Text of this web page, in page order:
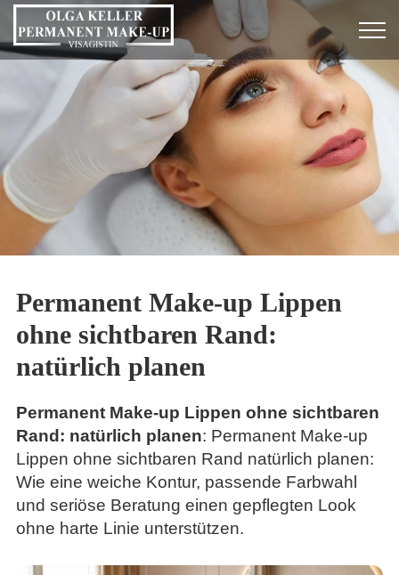
Permanent Make-up Lippen
ohne sichtbaren Rand:
natürlich planen
Permanent Make-up Lippen ohne sichtbaren
Rand: natürlich planen: Permanent Make-up
Lippen ohne sichtbaren Rand natürlich planen:
Wie eine weiche Kontur, passende Farbwahl
und seriöse Beratung einen gepflegten Look
ohne harte Linie unterstützen.